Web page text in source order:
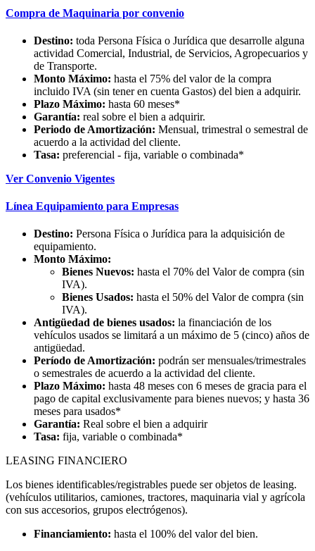
Compra de Maquinaria por convenio
Destino: toda Persona Física o Jurídica que desarrolle alguna
actividad Comercial, Industrial, de Servicios, Agropecuarios y
de Transporte.
Monto Máximo: hasta el 75% del valor de la compra
incluido IVA (sin tener en cuenta Gastos) del bien a adquirir.
Plazo Máximo: hasta 60 meses*
Garantía: real sobre el bien a adquirir.
Periodo de Amortización: Mensual, trimestral o semestral de
acuerdo a la actividad del cliente.
Tasa: preferencial - fija, variable o combinada*
Ver Convenio Vigentes
Línea Equipamiento para Empresas
Destino: Persona Física o Jurídica para la adquisición de
equipamiento.
Monto Máximo:
Bienes Nuevos: hasta el 70% del Valor de compra (sin
IVA).
Bienes Usados: hasta el 50% del Valor de compra (sin
IVA).
Antigüedad de bienes usados: la financiación de los
vehículos usados se limitará a un máximo de 5 (cinco) años de
antigüedad.
Período de Amortización: podrán ser mensuales/trimestrales
o semestrales de acuerdo a la actividad del cliente.
Plazo Máximo: hasta 48 meses con 6 meses de gracia para el
pago de capital exclusivamente para bienes nuevos; y hasta 36
meses para usados*
Garantía: Real sobre el bien a adquirir
Tasa: fija, variable o combinada*
LEASING FINANCIERO
Los bienes identificables/registrables puede ser objetos de leasing.
(vehículos utilitarios, camiones, tractores, maquinaria vial y agrícola
con sus accesorios, grupos electrógenos).
Financiamiento: hasta el 100% del valor del bien.